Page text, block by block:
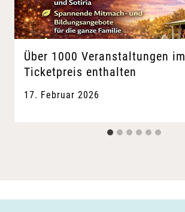
Über 1000 Veranstaltungen im
Ticketpreis enthalten
17. Februar 2026